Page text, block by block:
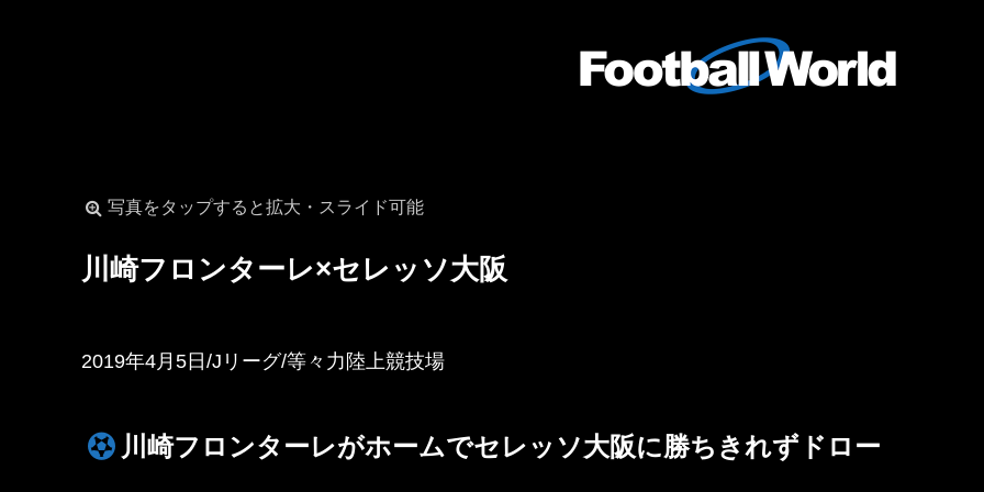
写真をタップすると拡大・スライド可能
川崎フロンターレ×セレッソ大阪
2019年4月5日/Jリーグ/等々力陸上競技場
川崎フロンターレがホームでセレッソ大阪に勝ちきれずドロー